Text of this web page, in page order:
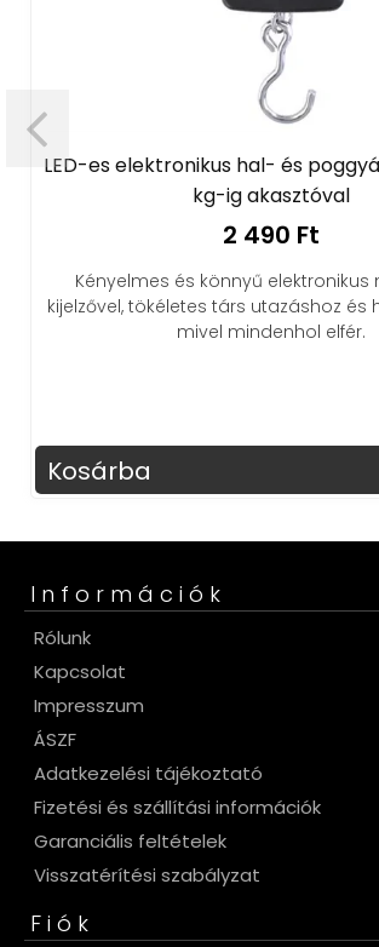
LED-es elektronikus hal- és
kg-ig akasztóval
2 490 Ft
Kényelmes és könnyű elektronikus
kijelzővel, tökéletes társ utazáshoz és
mivel mindenhol elfér.
Kosárba
Információk
Rólunk
Kapcsolat
Impresszum
ÁSZF
Adatkezelési tájékoztató
Fizetési és szállítási információk
Garanciális feltételek
Visszatérítési szabályzat
Fiók